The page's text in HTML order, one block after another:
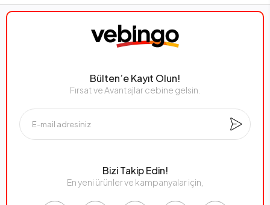
Bülten’e Kayıt Olun!
Fırsat ve Avantajlar cebine gelsin.
Bizi Takip Edin!
En yeni ürünler ve kampanyalar için,